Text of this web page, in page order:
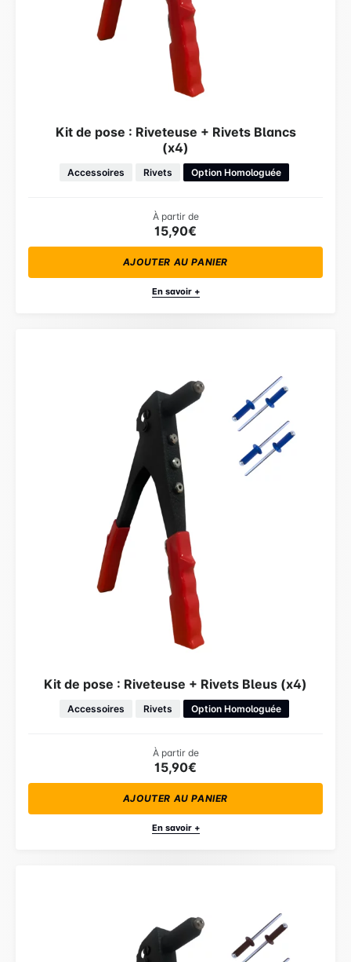
Kit de pose : Riveteuse + Rivets Blancs
(x4)
Accessoires Rivets Option Homologuée
À partir de
15,90€
AJOUTER AU PANIER
En savoir +
Kit de pose : Riveteuse + Rivets Bleus (x4)
Accessoires Rivets Option Homologuée
À partir de
15,90€
AJOUTER AU PANIER
En savoir +